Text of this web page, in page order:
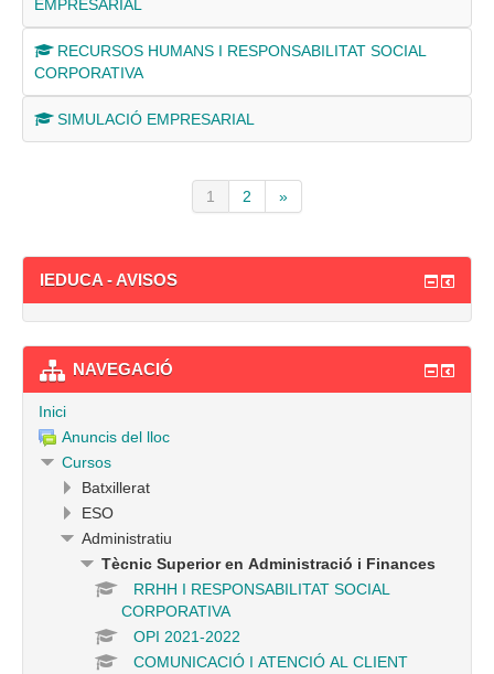
EMPRESARIAL
RECURSOS HUMANS I RESPONSABILITAT SOCIAL
CORPORATIVA
SIMULACIÓ EMPRESARIAL
1
(actual)
2
»
Següent
IEDUCA - AVISOS
NAVEGACIÓ
Inici
Anuncis del lloc
Cursos
Batxillerat
ESO
Administratiu
Tècnic Superior en Administració i Finances
RRHH I RESPONSABILITAT SOCIAL
CORPORATIVA
OPI 2021-2022
COMUNICACIÓ I ATENCIÓ AL CLIENT